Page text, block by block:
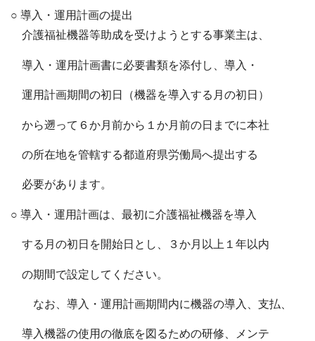
○ 導入・運用計画の提出
介護福祉機器等助成を受けようとする事業主は、
導入・運用計画書に必要書類を添付し、導入・
運用計画期間の初日（機器を導入する月の初日）
から遡って６か月前から１か月前の日までに本社
の所在地を管轄する都道府県労働局へ提出する
必要があります。
○ 導入・運用計画は、最初に介護福祉機器を導入
する月の初日を開始日とし、３か月以上１年以内
の期間で設定してください。
なお、導入・運用計画期間内に機器の導入、支払、
導入機器の使用の徹底を図るための研修、メンテ